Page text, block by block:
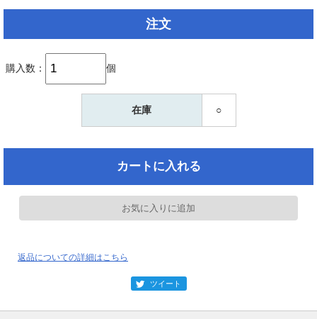
注文
購入数： 個
在庫 ○
返品についての詳細はこちら